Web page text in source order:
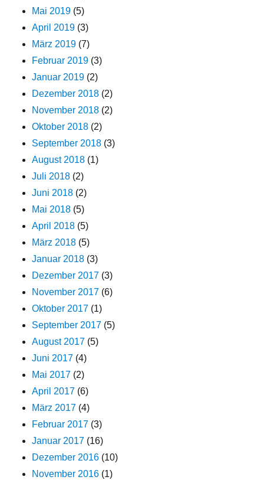
Mai 2019 (5)
April 2019 (3)
März 2019 (7)
Februar 2019 (3)
Januar 2019 (2)
Dezember 2018 (2)
November 2018 (2)
Oktober 2018 (2)
September 2018 (3)
August 2018 (1)
Juli 2018 (2)
Juni 2018 (2)
Mai 2018 (5)
April 2018 (5)
März 2018 (5)
Januar 2018 (3)
Dezember 2017 (3)
November 2017 (6)
Oktober 2017 (1)
September 2017 (5)
August 2017 (5)
Juni 2017 (4)
Mai 2017 (2)
April 2017 (6)
März 2017 (4)
Februar 2017 (3)
Januar 2017 (16)
Dezember 2016 (10)
November 2016 (1)